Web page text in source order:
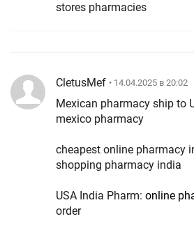
stores pharmacies
CletusMef • 14.04.2025 в 20:02
Mexican pharmacy ship to
mexico pharmacy
cheapest online pharmacy
shopping pharmacy india
USA India Pharm: online
order